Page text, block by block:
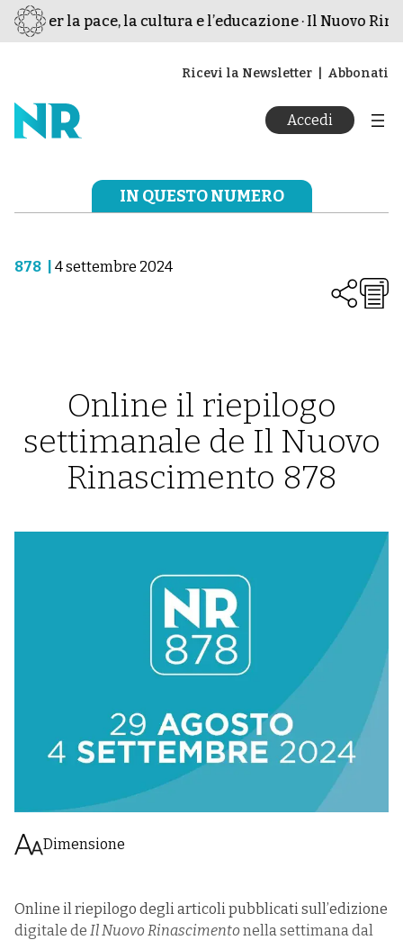
per la pace, la cultura e l’educazione · Il Nuovo
Ricevi la Newsletter Abbonati
Accedi
IN QUESTO NUMERO
878 4 settembre 2024
Online il riepilogo
settimanale de Il Nuovo
Rinascimento 878
Dimensione
Online il riepilogo degli articoli pubblicati sull’edizione
digitale de Il Nuovo Rinascimentonella settimana dal